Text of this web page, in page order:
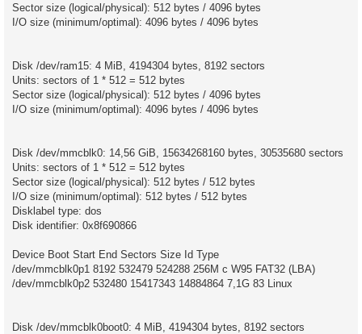
Sector size (logical/physical): 512 bytes / 4096 bytes
I/O size (minimum/optimal): 4096 bytes / 4096 bytes
Disk /dev/ram15: 4 MiB, 4194304 bytes, 8192 sectors
Units: sectors of 1 * 512 = 512 bytes
Sector size (logical/physical): 512 bytes / 4096 bytes
I/O size (minimum/optimal): 4096 bytes / 4096 bytes
Disk /dev/mmcblk0: 14,56 GiB, 15634268160 bytes, 30535680 sectors
Units: sectors of 1 * 512 = 512 bytes
Sector size (logical/physical): 512 bytes / 512 bytes
I/O size (minimum/optimal): 512 bytes / 512 bytes
Disklabel type: dos
Disk identifier: 0x8f690866
Device Boot Start End Sectors Size Id Type
/dev/mmcblk0p1 8192 532479 524288 256M c W95 FAT32 (LBA)
/dev/mmcblk0p2 532480 15417343 14884864 7,1G 83 Linux
Disk /dev/mmcblk0boot0: 4 MiB, 4194304 bytes, 8192 sectors